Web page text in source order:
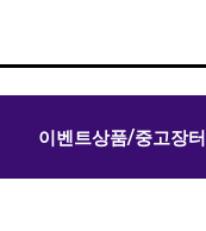
이벤트상품/중고장터